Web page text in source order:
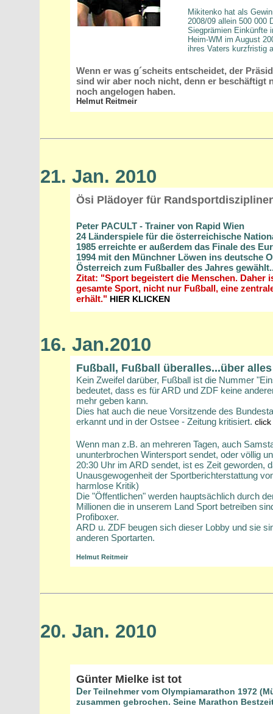
Mikitenko hat als
2008/09 allein 500 000
Siegprämien Einkünfte
Heim-WM im August
ihres Vaters kurzfristig
Wenn er was g´scheits entscheidet, der
sind wir aber noch nicht, denn er beschäftigt
noch angelogen haben.
Helmut Reitmeir
21. Jan. 2010
Ösi Plädoyer für
Peter PACULT - Trainer von Rapid Wien
24 Länderspiele für die österreichische
1985 erreichte er außerdem das Finale des
1994 mit den Münchner Löwen ins deutsche
Österreich zum Fußballer des Jahres
Zitat: "Sport begeistert die Menschen. Daher
gesamte Sport, nicht nur Fußball, eine
erhält." HIER KLICKEN
16. Jan.2010
Fußball, Fußball überalles...über
Kein Zweifel darüber, Fußball ist die Nummer
bedeutet, dass es für ARD und ZDF keine
mehr geben kann.
Dies hat auch die neue Vorsitzende des
erkannt und in der Ostsee - Zeitung kritisiert. click
Wenn man z.B. an mehreren Tagen, auch
ununterbrochen Wintersport sendet, oder völlig
20:30 Uhr im ARD sendet, ist es Zeit geworden,
Unausgewogenheit der Sportberichterstattung
harmlose Kritik)
Die "Öffentlichen" werden hauptsächlich durch
Millionen die in unserem Land Sport betreiben
Profiboxer.
ARD u. ZDF beugen sich dieser Lobby und sie
anderen Sportarten.
Helmut Reitmeir
20. Jan. 2010
Günter Mielke ist tot
Der Teilnehmer vom Olympiamarathon 1972
zusammen gebrochen. Seine Marathon